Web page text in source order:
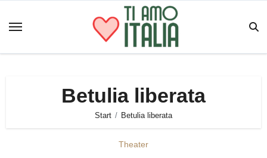
Inhalt
Betulia liberata
Start Betulia liberata
Theater